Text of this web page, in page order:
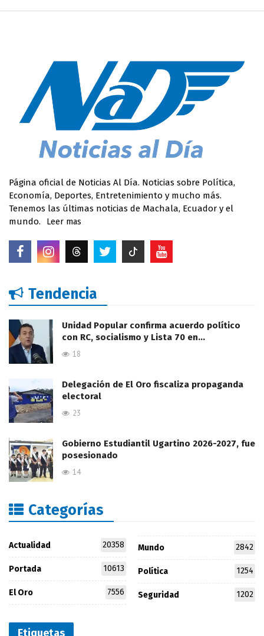
Página oficial de Noticias Al Día. Noticias sobre Política,
Economía, Deportes, Entretenimiento y mucho más.
Tenemos las últimas noticias de Machala, Ecuador y el
mundo.
Leer mas
Tendencia
Unidad Popular confirma acuerdo político
con RC, socialismo y Lista 70 en…
18
Delegación de El Oro fiscaliza propaganda
electoral
23
Gobierno Estudiantil Ugartino 2026-2027, fue
posesionado
14
Categorías
Actualidad 20358
Portada 10613
El Oro 7556
Mundo 2842
Política 1254
Seguridad 1202
Etiquetas